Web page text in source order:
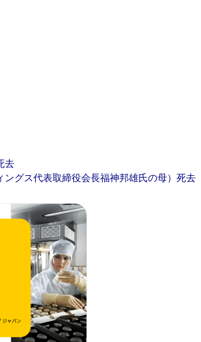
去
ングス代表取締役会長福神邦雄氏の母）死去